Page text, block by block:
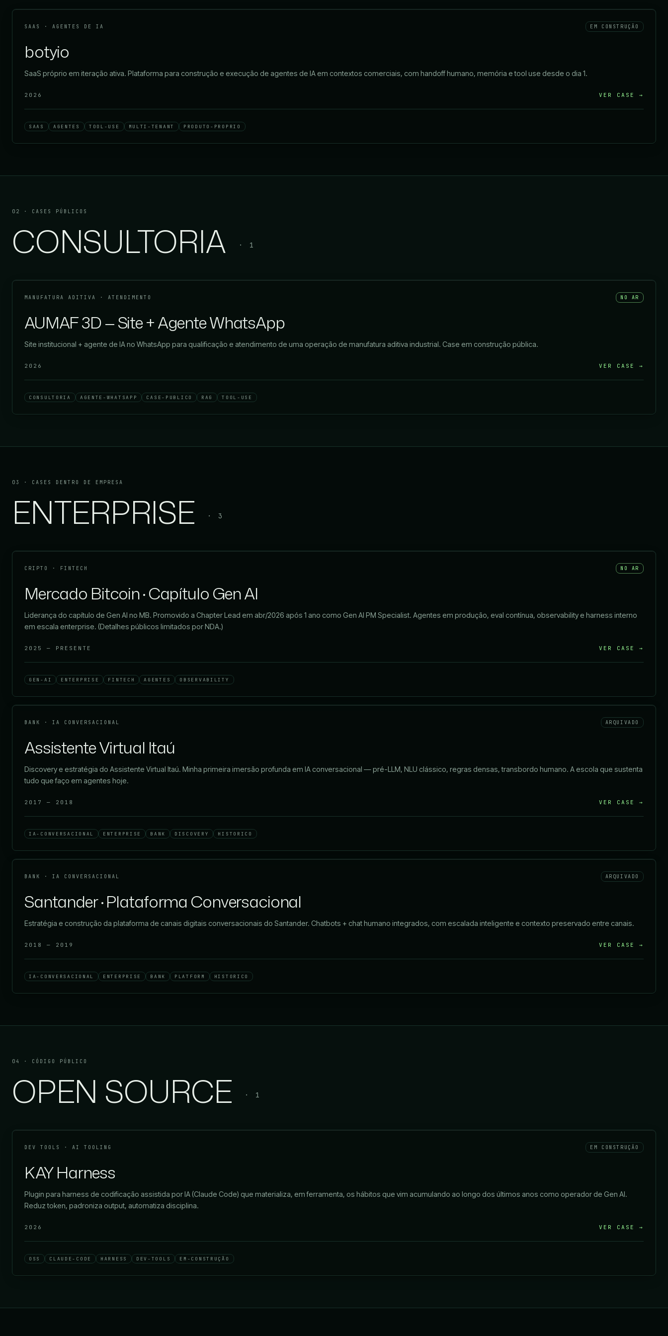
SAAS · AGENTES DE IA EM CONSTRUÇÃO
botyio
SaaS próprio em iteração ativa. Plataforma para construção e execução de agentes de IA em contextos comerciais, com handoff humano, memória e tool use desde o dia 1.
2026 VER CASE →
SAAS AGENTES TOOL-USE MULTI-TENANT PRODUTO-PROPRIO
02 · CASES PÚBLICOS
CONSULTORIA · 1
MANUFATURA ADITIVA · ATENDIMENTO NO AR
AUMAF 3D — Site + Agente WhatsApp
Site institucional + agente de IA no WhatsApp para qualificação e atendimento de uma operação de manufatura aditiva industrial. Case em construção pública.
2026 VER CASE →
CONSULTORIA AGENTE-WHATSAPP CASE-PUBLICO RAG TOOL-USE
03 · CASES DENTRO DE EMPRESA
ENTERPRISE · 3
CRIPTO · FINTECH NO AR
Mercado Bitcoin · Capítulo Gen AI
Liderança do capítulo de Gen AI no MB. Promovido a Chapter Lead em abr/2026 após 1 ano como Gen AI PM Specialist. Agentes em produção, eval contínua, observability e harness interno
em escala enterprise. (Detalhes públicos limitados por NDA.)
2025 — PRESENTE VER CASE →
GEN-AI ENTERPRISE FINTECH AGENTES OBSERVABILITY
BANK · IA CONVERSACIONAL ARQUIVADO
Assistente Virtual Itaú
Discovery e estratégia do Assistente Virtual Itaú. Minha primeira imersão profunda em IA conversacional — pré-LLM, NLU clássico, regras densas, transbordo humano. A escola que sustenta
tudo que faço em agentes hoje.
2017 — 2018 VER CASE →
IA-CONVERSACIONAL ENTERPRISE BANK DISCOVERY HISTORICO
BANK · IA CONVERSACIONAL ARQUIVADO
Santander · Plataforma Conversacional
Estratégia e construção da plataforma de canais digitais conversacionais do Santander. Chatbots + chat humano integrados, com escalada inteligente e contexto preservado entre canais.
2018 — 2019 VER CASE →
IA-CONVERSACIONAL ENTERPRISE BANK PLATFORM HISTORICO
04 · CÓDIGO PÚBLICO
OPEN SOURCE · 1
DEV TOOLS · AI TOOLING EM CONSTRUÇÃO
KAY Harness
Plugin para harness de codificação assistida por IA (Claude Code) que materializa, em ferramenta, os hábitos que vim acumulando ao longo dos últimos anos como operador de Gen AI.
Reduz token, padroniza output, automatiza disciplina.
2026 VER CASE →
OSS CLAUDE-CODE HARNESS DEV-TOOLS EM-CONSTRUÇÃO